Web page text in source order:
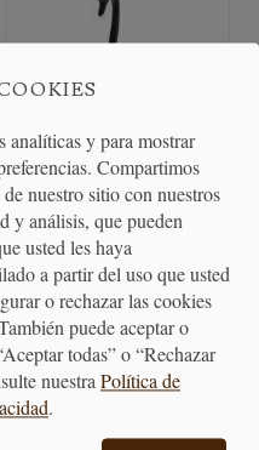
Cucharón Swanky Varios
Colores
16,50 €
y para mostrar
Compartimos
nuestro sitio con nuestros
y análisis, que pueden
usted les haya
a partir del uso que usted
o rechazar las cookies
puede aceptar o
todas” o “Rechazar
nuestraPolítica de
.